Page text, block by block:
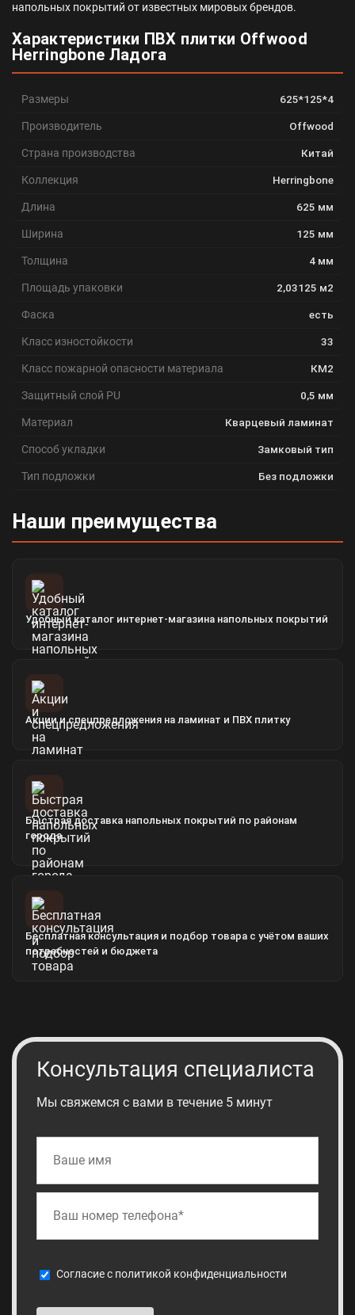
напольных покрытий от известных мировых брендов.
Характеристики ПВХ плитки Offwood
Herringbone Ладога
Размеры 625*125*4
Производитель Offwood
Страна производства Китай
Коллекция Herringbone
Длина 625 мм
Ширина 125 мм
Толщина 4 мм
Площадь упаковки 2,03125 м2
Фаска есть
Класс изностойкости 33
Класс пожарной опасности материала КМ2
Защитный слой PU 0,5 мм
Материал Кварцевый ламинат
Способ укладки Замковый тип
Тип подложки Без подложки
Наши преимущества
Удобный каталог интернет-магазина напольных покрытий
Акции и спецпредложения на ламинат и ПВХ плитку
Быстрая доставка напольных покрытий по районам
города
Бесплатная консультация и подбор товара с учётом ваших
потребностей и бюджета
Консультация специалиста
Мы свяжемся с вами в течение 5 минут
Cогласие с политикой конфиденциальности